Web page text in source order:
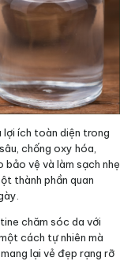
lợi ích toàn diện trong
chống oxy hóa,
bảo vệ và làm sạch nhẹ
thành phần quan
chăm sóc da với
cách tự nhiên mà
lại vẻ đẹp rạng rỡ